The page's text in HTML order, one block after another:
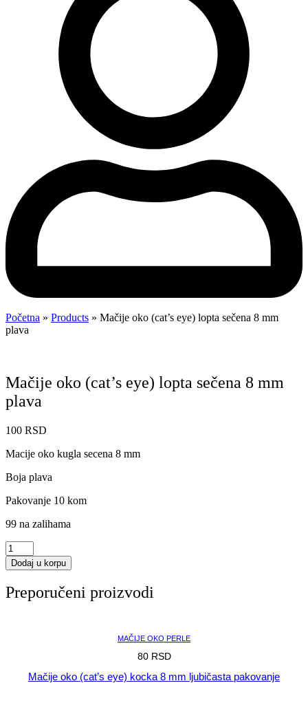
Početna » Products » Mačije oko (cat’s eye) lopta sečena 8 mm
plava
Mačije oko (cat’s eye) lopta sečena 8 mm
plava
100 RSD
Macije oko kugla secena 8 mm
Boja plava
Pakovanje 10 kom
99 na zalihama
Mačije
oko
(cat's
lopta
Dodaj u korpu
Preporučeni proizvodi
MAČIJE OKO PERLE
80 RSD
Mačije oko (cat’s eye) kocka 8 mm ljubičasta pakovanje